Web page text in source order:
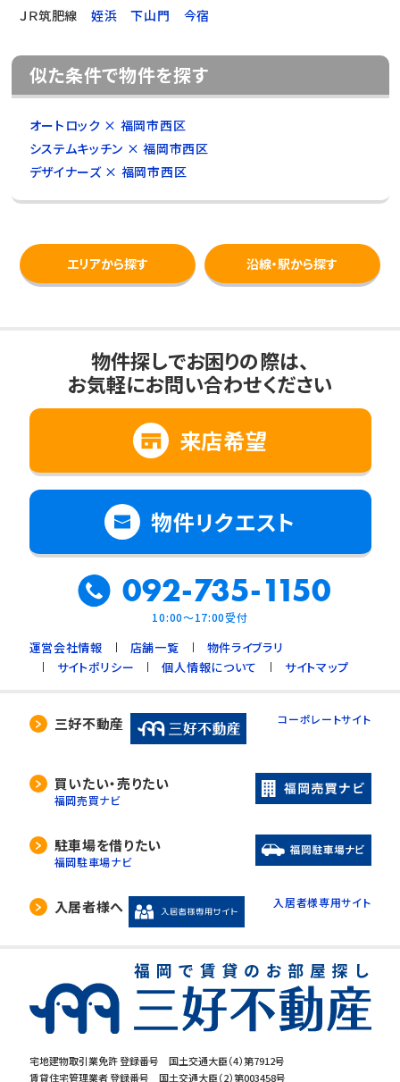
ＪＲ筑肥線
姪浜 下山門 今宿
似た条件で物件を探す
オートロック × 福岡市西区
システムキッチン × 福岡市西区
デザイナーズ × 福岡市西区
エリアから探す 沿線・駅から探す
宅地建物取引業免許 登録番号 国土交通大臣（4）第7912号
賃貸住宅管理業者 登録番号 国土交通大臣（2）第003458号
物件探しでお困りの際は、
お気軽にお問い合わせください
来店希望
物件リクエスト
092-735-1150
10:00～17:00受付
運営会社情報 店舗一覧
物件ライブラリ
サイトポリシー
個人情報について サイトマップ
三好不動産 コーポレートサイト
買いたい・売りたい
福岡売買ナビ
駐車場を借りたい
福岡駐車場ナビ
入居者様へ 入居者様専用サイト